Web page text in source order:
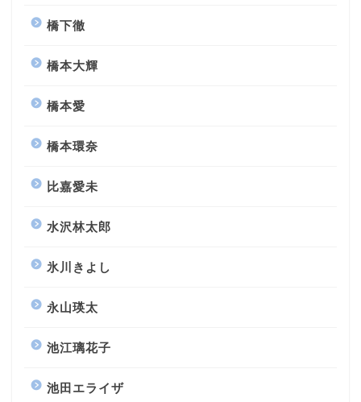
橋下徹
橋本大輝
橋本愛
橋本環奈
比嘉愛未
水沢林太郎
氷川きよし
永山瑛太
池江璃花子
池田エライザ